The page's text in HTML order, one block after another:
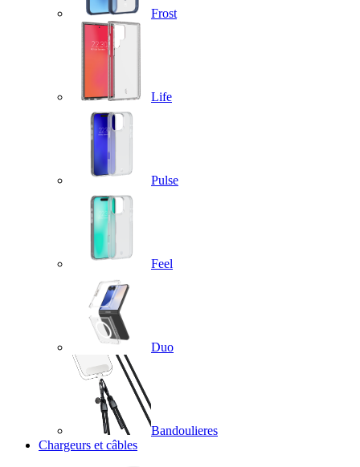
Frost
Life
Pulse
Feel
Duo
Bandoulieres
Chargeurs et câbles